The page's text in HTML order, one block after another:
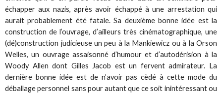
échapper aux nazis, après avoir échappé à une arrestation qui
aurait probablement été fatale. Sa deuxième bonne idée est la
construction de l’ouvrage, d’ailleurs très cinématographique, une
(dé)construction judicieuse un peu à la Mankiewicz ou à la Orson
Welles, un ouvrage assaisonné d’humour et d’autodérision à la
Woody Allen dont Gilles Jacob est un fervent admirateur. La
dernière bonne idée est de n’avoir pas cèdé à cette mode du
déballage personnel sans pour autant que ce soit inintéressant ou